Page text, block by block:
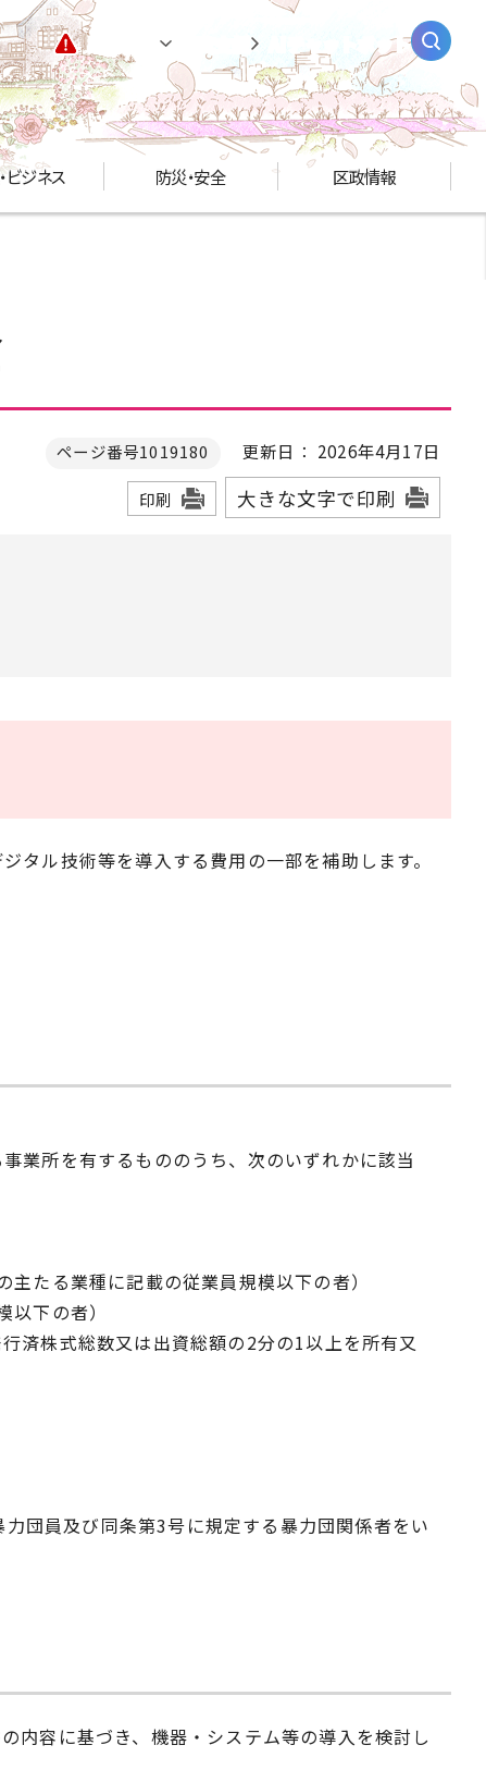
緊急情報 AIチャットボット
ビジネス 防災・安全 区政情報
ページ番号1019180 更新日： 2026年4月17日
印刷 大きな文字で印刷
ル技術等を導入する費用の一部を補助します。
業所を有するもののうち、次のいずれかに該当
たる業種に記載の従業員規模以下の者）
下の者）
済株式総数又は出資総額の2分の1以上を所有又
団員及び同条第3号に規定する暴力団関係者をい
内容に基づき、機器・システム等の導入を検討し